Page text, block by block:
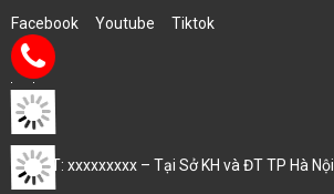
Facebook Youtube Tiktok
MST: xxxxxxxxx – Tại Sở KH và ĐT TP Hà Nội